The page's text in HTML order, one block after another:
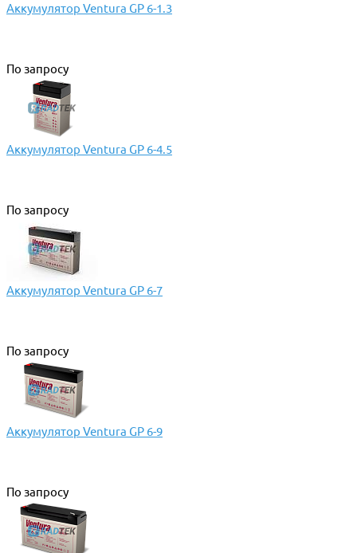
Аккумулятор Ventura GP 6-1.3
По запросу
Аккумулятор Ventura GP 6-4.5
По запросу
Аккумулятор Ventura GP 6-7
По запросу
Аккумулятор Ventura GP 6-9
По запросу